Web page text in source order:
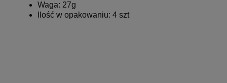
Waga: 27g
Ilość w opakowaniu: 4 szt